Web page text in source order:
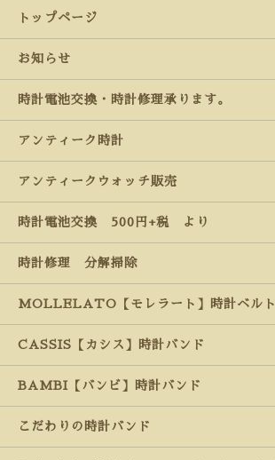
トップページ
お知らせ
時計電池交換・時計修理承ります。
アンティーク時計
アンティークウォッチ販売
時計電池交換 500円+税 より
時計修理 分解掃除
MOLLELATO【モレラート】時計ベルト
CASSIS【カシス】時計バンド
BAMBI【バンビ】時計バンド
こだわりの時計バンド